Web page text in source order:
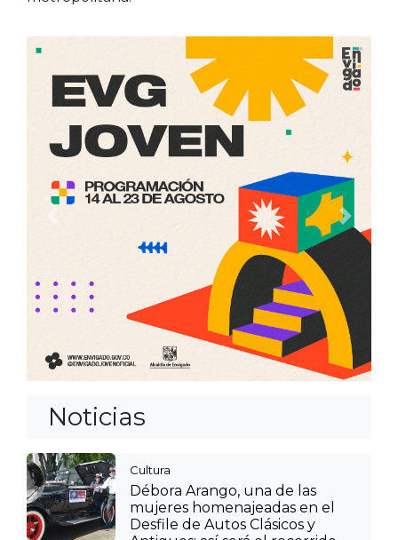
Noticias
Cultura
Débora Arango, una de las
mujeres homenajeadas en el
Desfile de Autos Clásicos y